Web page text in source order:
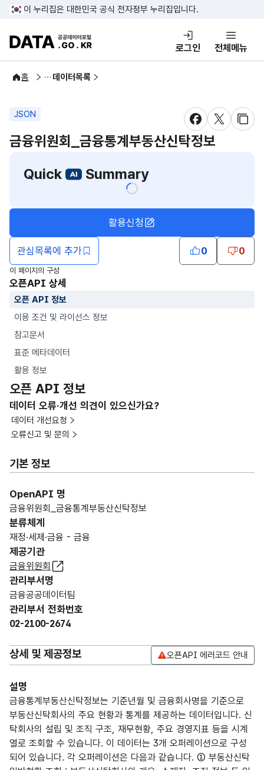
콘텐츠 바로가기
푸터 바로가기
이 누리집은 대한민국 공식 전자정부 누리집입니다.
DATA.GO.KR 공공데이터포털
로그인 전체메뉴
홈
공공데이터 데이터목록
JSON
새창 열림새창 열림
새창
금융위원회_금융통계부동산신탁정보
Quick
Summary
관심목록에 추가
활용신청
0 0
이 페이지의 구성
오픈API 상세
오픈 API 정보
이용 조건 및 라이선스 정보
참고문서
표준 메타데이터
활용 정보
오픈 API 정보
데이터 오류·개선 의견이 있으신가요?
데이터 개선요청
오류신고 및 문의
기본 정보
OpenAPI 명
금융위원회_금융통계부동산신탁정보
분류체계
재정·세제·금융 - 금융
제공기관
금융위원회
관리부서명
금융공공데이터팀
관리부서 전화번호
02-2100-2674
상세 및 제공정보 오픈API 에러코드 안내
설명
금융통계부동산신탁정보는 기준년월 및 금융회사명을 기준으로
부동산신탁회사의 주요 현황과 통계를 제공하는 데이터입니다. 신
탁회사의 설립 및 조직 구조, 재무현황, 주요 경영지표 등을 시계
열로 조회할 수 있습니다. 이 데이터는 3개 오퍼레이션으로 구성
되어 있습니다. 각 오퍼레이션은 다음과 같습니다. ① 부동산신탁